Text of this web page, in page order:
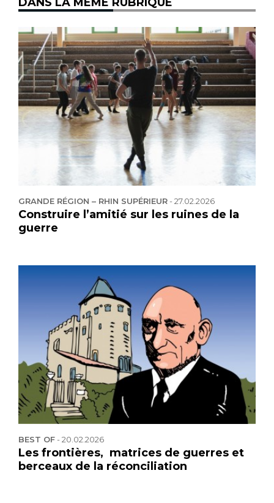
GRANDE RÉGION – RHIN SUPÉRIEUR-27.02.2026
Construire l’amitié sur les ruines de la
guerre
BEST OF-20.02.2026
Les frontières, matrices de guerres et
berceaux de la réconciliation